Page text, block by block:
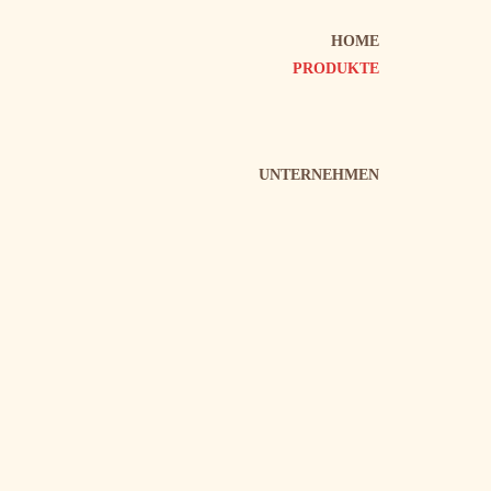
HOME
PRODUKTE
UNTERNEHMEN